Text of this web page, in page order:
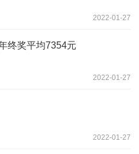
2022-01-27
终奖平均7354元
2022-01-27
2022-01-27